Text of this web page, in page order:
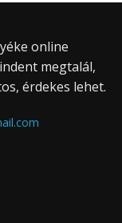
online
megtalál,
érdekes lehet.